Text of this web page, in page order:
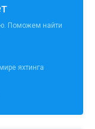
Поможем найти
яхтинга